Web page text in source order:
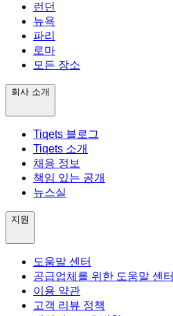
런던
뉴욕
파리
로마
모든 장소
회사 소개
Tiqets 블로그
Tiqets 소개
채용 정보
책임 있는 공개
뉴스실
지원
도움말 센터
공급업체를 위한 도움말 센터
이용 약관
고객 리뷰 정책